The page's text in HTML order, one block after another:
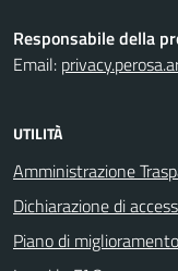
Responsabile della
Email:
UTILITÀ
Amministrazione
Dichiarazione di
Piano di